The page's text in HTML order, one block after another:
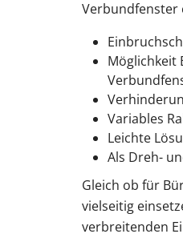
Verbundfenster
Möglichkeit
Variables
Leichte
Als Dreh-
Gleich ob für
vielseitig
verbreitenden